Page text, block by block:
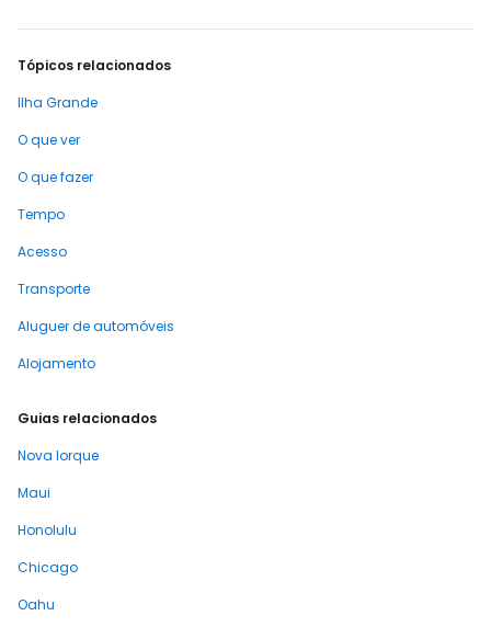
Tópicos relacionados
Ilha Grande
O que ver
O que fazer
Tempo
Acesso
Transporte
Aluguer de automóveis
Alojamento
Guias relacionados
Nova Iorque
Maui
Honolulu
Chicago
Oahu